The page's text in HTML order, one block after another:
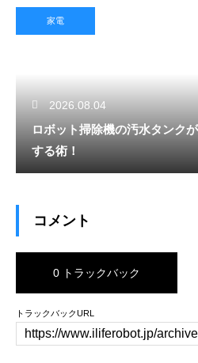
家電
2026.08.04
ロボット掃除機の汚水タンク
する術！
コメント
0 トラックバック
トラックバックURL